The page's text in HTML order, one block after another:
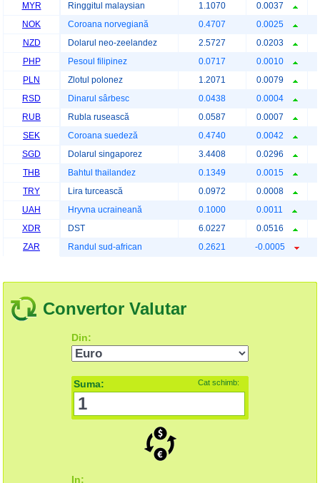
MYR
Ringgitul malaysian 1.1070
0.0037
NOK
Coroana norvegiană 0.4707
0.0025
NZD
Dolarul neo-zeelandez 2.5727
0.0203
PHP
Pesoul filipinez 0.0717
0.0010
PLN
Zlotul polonez 1.2071
0.0079
RSD
Dinarul sârbesc 0.0438
0.0004
RUB
Rubla rusească 0.0587
0.0007
SEK
Coroana suedeză 0.4740
0.0042
SGD
Dolarul singaporez 3.4408
0.0296
THB
Bahtul thailandez 0.1349
0.0015
TRY
Lira turcească 0.0972
0.0008
UAH
Hryvna ucraineană 0.1000
0.0011
XDR
DST 6.0227
0.0516
ZAR
Randul sud-african 0.2621 -0.0005
Convertor Valutar
Din:
Suma: Cat schimb:
In: